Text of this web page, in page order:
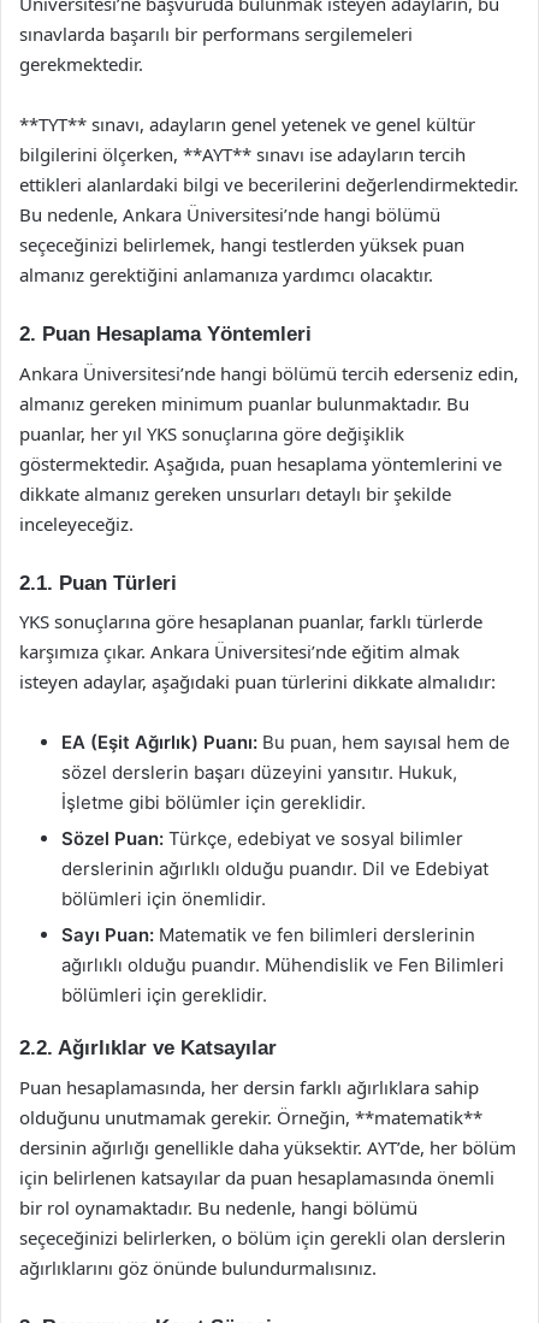
sınavlarda başarılı bir performans sergilemeleri
gerekmektedir.
**TYT** sınavı, adayların genel yetenek ve genel kültür
bilgilerini ölçerken, **AYT** sınavı ise adayların tercih
ettikleri alanlardaki bilgi ve becerilerini değerlendirmektedir.
Bu nedenle, Ankara Üniversitesi’nde hangi bölümü
seçeceğinizi belirlemek, hangi testlerden yüksek puan
almanız gerektiğini anlamanıza yardımcı olacaktır.
2. Puan Hesaplama Yöntemleri
Ankara Üniversitesi’nde hangi bölümü tercih ederseniz edin,
almanız gereken minimum puanlar bulunmaktadır. Bu
puanlar, her yıl YKS sonuçlarına göre değişiklik
göstermektedir. Aşağıda, puan hesaplama yöntemlerini ve
dikkate almanız gereken unsurları detaylı bir şekilde
inceleyeceğiz.
2.1. Puan Türleri
YKS sonuçlarına göre hesaplanan puanlar, farklı türlerde
karşımıza çıkar. Ankara Üniversitesi’nde eğitim almak
isteyen adaylar, aşağıdaki puan türlerini dikkate almalıdır:
EA (Eşit Ağırlık) Puanı: Bu puan, hem sayısal hem de
sözel derslerin başarı düzeyini yansıtır. Hukuk,
İşletme gibi bölümler için gereklidir.
Sözel Puan: Türkçe, edebiyat ve sosyal bilimler
derslerinin ağırlıklı olduğu puandır. Dil ve Edebiyat
bölümleri için önemlidir.
Sayı Puan: Matematik ve fen bilimleri derslerinin
ağırlıklı olduğu puandır. Mühendislik ve Fen Bilimleri
bölümleri için gereklidir.
2.2. Ağırlıklar ve Katsayılar
Puan hesaplamasında, her dersin farklı ağırlıklara sahip
olduğunu unutmamak gerekir. Örneğin, **matematik**
dersinin ağırlığı genellikle daha yüksektir. AYT’de, her bölüm
için belirlenen katsayılar da puan hesaplamasında önemli
bir rol oynamaktadır. Bu nedenle, hangi bölümü
seçeceğinizi belirlerken, o bölüm için gerekli olan derslerin
ağırlıklarını göz önünde bulundurmalısınız.